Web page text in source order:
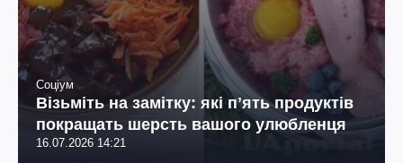
Соціум
Візьміть на замітку: які пʼять продуктів
покращать шерсть вашого улюбленця
16.07.2026 14:21